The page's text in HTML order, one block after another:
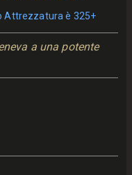
Attrezzatura è 325+
a una potente